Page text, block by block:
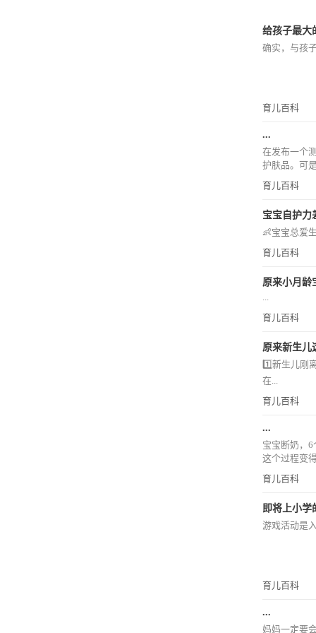
给孩子最大
确实，与孩
育儿百科
...
在发布一个
护肤品。可
育儿百科
宝宝自护力
👶宝宝总爱
育儿百科
原来小月龄
...
育儿百科
原来新生儿
1️⃣新生儿刚
在...
育儿百科
...
宝宝断奶，
这个过程变
育儿百科
即将上小学
游戏活动是
育儿百科
...
妈妈一定要